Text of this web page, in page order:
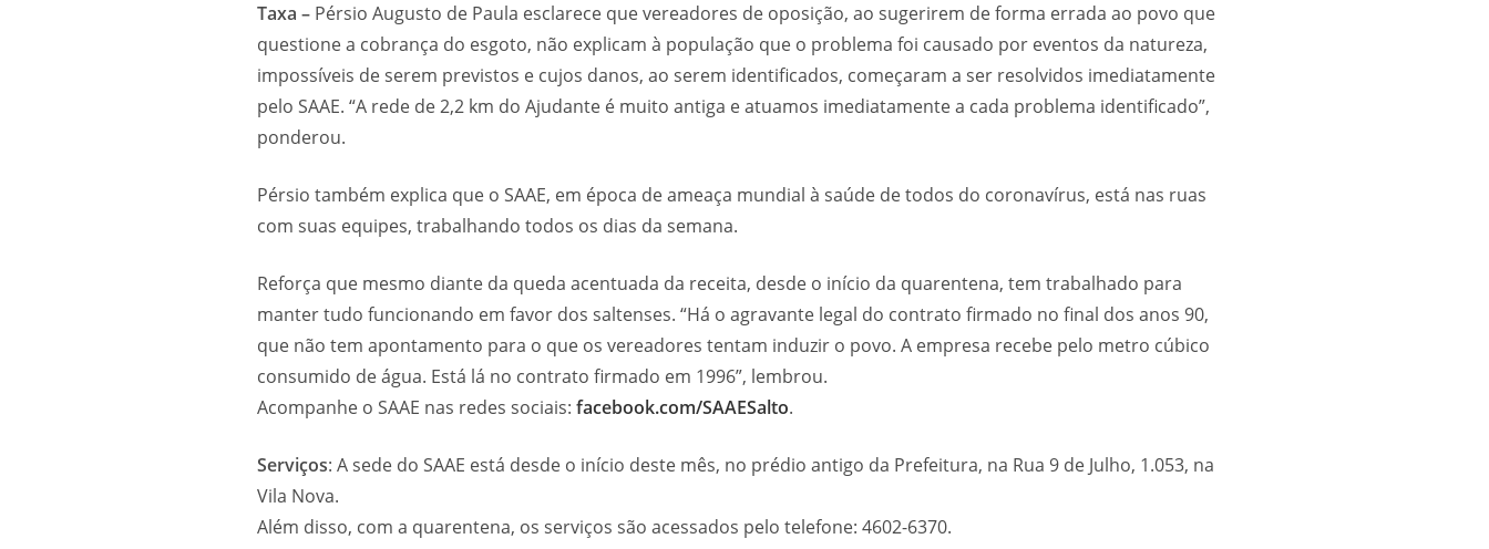
Taxa – Pérsio Augusto de Paula esclarece que vereadores de oposição, ao sugerirem de forma errada ao povo que
questione a cobrança do esgoto, não explicam à população que o problema foi causado por eventos da natureza,
impossíveis de serem previstos e cujos danos, ao serem identificados, começaram a ser resolvidos imediatamente
pelo SAAE. “A rede de 2,2 km do Ajudante é muito antiga e atuamos imediatamente a cada problema identificado”,
ponderou.
Pérsio também explica que o SAAE, em época de ameaça mundial à saúde de todos do coronavírus, está nas ruas
com suas equipes, trabalhando todos os dias da semana.
Reforça que mesmo diante da queda acentuada da receita, desde o início da quarentena, tem trabalhado para
manter tudo funcionando em favor dos saltenses. “Há o agravante legal do contrato firmado no final dos anos 90,
que não tem apontamento para o que os vereadores tentam induzir o povo. A empresa recebe pelo metro cúbico
consumido de água. Está lá no contrato firmado em 1996”, lembrou.
Acompanhe o SAAE nas redes sociais: facebook.com/SAAESalto.
Serviços: A sede do SAAE está desde o início deste mês, no prédio antigo da Prefeitura, na Rua 9 de Julho, 1.053, na
Vila Nova.
Além disso, com a quarentena, os serviços são acessados pelo telefone: 4602-6370.